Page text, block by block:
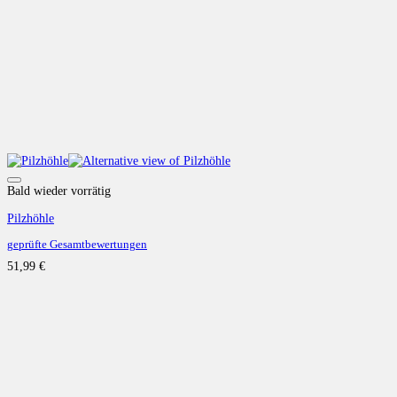
Bald wieder vorrätig
Pilzhöhle
geprüfte Gesamtbewertungen
51,99 €